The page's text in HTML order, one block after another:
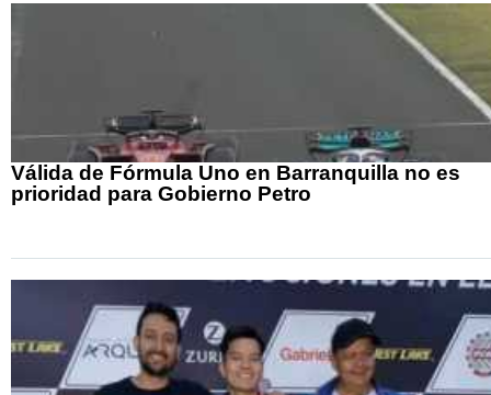
Válida de Fórmula Uno en Barranquilla no es
prioridad para Gobierno Petro